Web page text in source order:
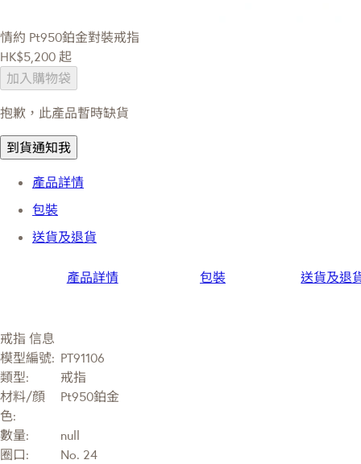
情約 Pt950鉑金對裝戒指
HK$5,200 起
加入購物袋
抱歉，此產品暫時缺貨
到貨通知我
產品詳情
包裝
送貨及退貨
產品詳情 包裝 送貨及退
戒指 信息
模型編號: PT91106
類型:
戒指
材料/顔
色:
Pt950鉑金
數量:
null
圈口:
No. 24